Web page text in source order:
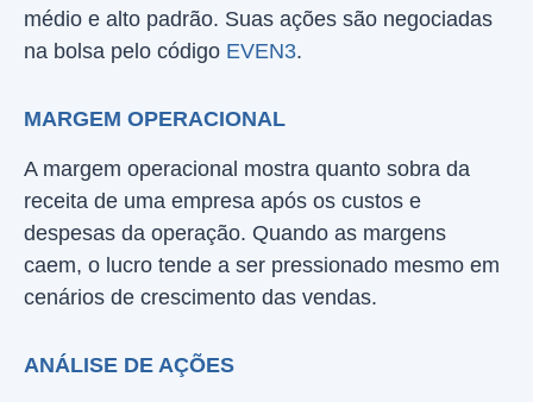
médio e alto padrão. Suas ações são negociadas
na bolsa pelo código EVEN3.
MARGEM OPERACIONAL
A margem operacional mostra quanto sobra da
receita de uma empresa após os custos e
despesas da operação. Quando as margens
caem, o lucro tende a ser pressionado mesmo em
cenários de crescimento das vendas.
ANÁLISE DE AÇÕES